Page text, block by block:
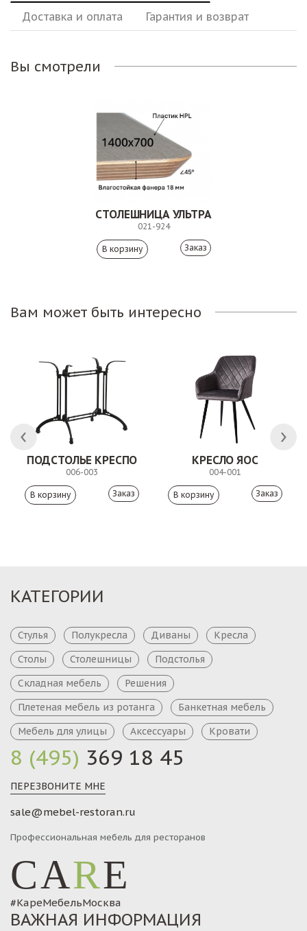
Доставка и оплата Гарантия и возврат
Вы смотрели
СТОЛЕШНИЦА УЛЬТРА
021-924
Заказ
Вам может быть интересно
ПОДСТОЛЬЕ КРЕСПО
006-003
Заказ
КРЕСЛО ЯОС
004-001
Заказ
8 (495) 369 18 45
ПЕРЕЗВОНИТЕ МНЕ
sale@mebel-restoran.ru
Профессиональная мебель для ресторанов
CARE
#КареМебельМосква
КАТЕГОРИИ
Стулья Полукресла Диваны
Кресла
Столы
Столешницы
Подстолья
Складная мебель
Решения
Плетеная мебель из ротанга
Банкетная мебель
Мебель для улицы
Аксессуары Кровати
ВАЖНАЯ ИНФОРМАЦИЯ